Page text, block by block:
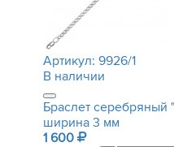
Артикул: 9926/1
В наличии
Браслет серебряный
ширина 3 мм
1 600